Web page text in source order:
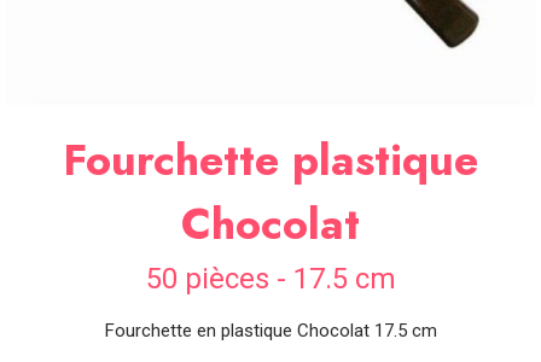
Fourchette plastique
Chocolat
50 pièces - 17.5 cm
Fourchette en plastique Chocolat 17.5 cm